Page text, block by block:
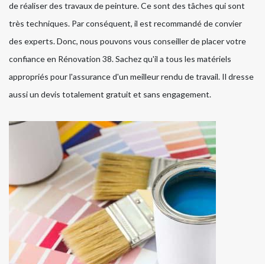
de réaliser des travaux de peinture. Ce sont des tâches qui sont
très techniques. Par conséquent, il est recommandé de convier
des experts. Donc, nous pouvons vous conseiller de placer votre
confiance en Rénovation 38. Sachez qu'il a tous les matériels
appropriés pour l'assurance d'un meilleur rendu de travail. Il dresse
aussi un devis totalement gratuit et sans engagement.